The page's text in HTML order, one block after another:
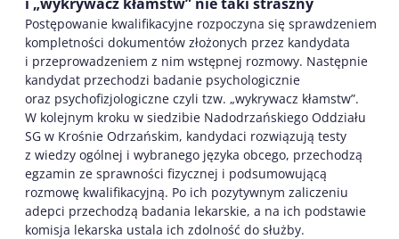
Postępowanie kwalifikacyjne rozpoczyna się sprawdzeniem
kompletności dokumentów złożonych przez kandydata
i przeprowadzeniem z nim wstępnej rozmowy. Następnie
kandydat przechodzi badanie psychologicznie
oraz psychofizjologiczne czyli tzw. „wykrywacz kłamstw”.
W kolejnym kroku w siedzibie Nadodrzańskiego Oddziału
SG w Krośnie Odrzańskim, kandydaci rozwiązują testy
z wiedzy ogólnej i wybranego języka obcego, przechodzą
egzamin ze sprawności fizycznej i podsumowującą
rozmowę kwalifikacyjną. Po ich pozytywnym zaliczeniu
adepci przechodzą badania lekarskie, a na ich podstawie
komisja lekarska ustala ich zdolność do służby.